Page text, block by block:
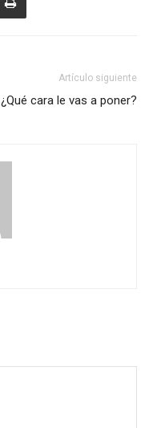
Artículo siguiente
¿Qué cara le vas a poner?